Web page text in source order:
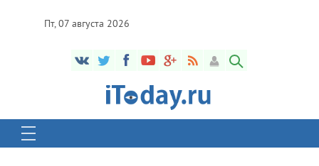
Пт, 07 августа 2026